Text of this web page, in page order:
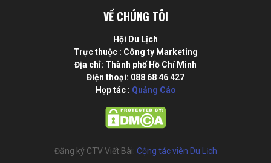
VỀ CHÚNG TÔI
Hội Du Lịch
Trực thuộc : Công ty Marketing
Địa chỉ: Thành phố Hồ Chí Minh
Điện thoại: 088 68 46 427
Hợp tác : Quảng Cáo
Đăng ký CTV Viết Bài: Cộng tác viên Du Lịch